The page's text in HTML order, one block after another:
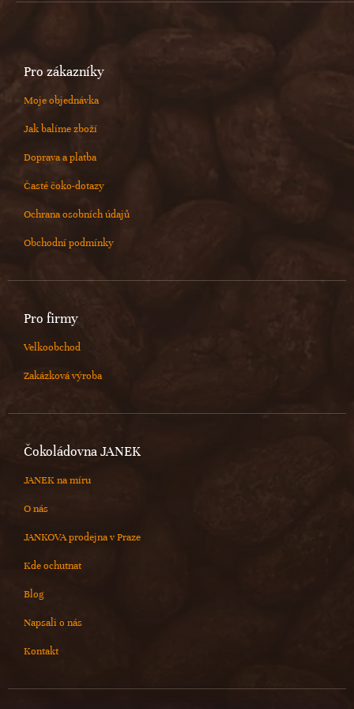
Pro zákazníky
Moje objednávka
Jak balíme zboží
Doprava a platba
Časté čoko-dotazy
Ochrana osobních údajů
Obchodní podmínky
Pro firmy
Velkoobchod
Zakázková výroba
Čokoládovna JANEK
JANEK na míru
O nás
JANKOVA prodejna v Praze
Kde ochutnat
Blog
Napsali o nás
Kontakt